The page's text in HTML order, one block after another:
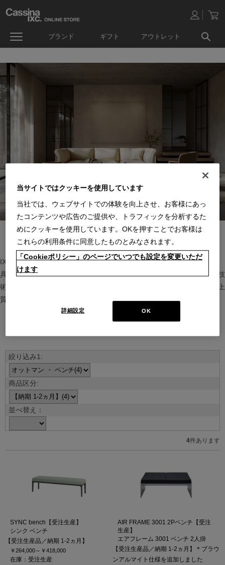
ブランド ギフト アウトレット
IXC（イクスシー）は、”Emotional Minimalism”を掲げるグローバル家
具ブランド。ヨーロッパの家具文化と日本の美意識を融合し、素材や技
術を活かした持続可能で洗練されたインテリアを提案。長く愛される上
質な暮らしを届けます。
並べ替え：
4件あります
SYNC bench【受注生産】
シンク ベンチ
【受注生産品／納期 1-2ヵ月】
￥264,000～ ￥418,000
在庫：受注生産
AIR FRAME 3001 2Pベンチ【受注
生産】
エアフレーム 3001 ベンチ 2人掛
【受注生産品／納期 1-2ヵ月】＊ブラウ
ンアルマイト仕様を追加しました
当サイトではクッキーを使用しています
当社では、ウェブサイトでの体験を向上させ、お客様にあっ
たコンテンツや広告のご提供や、トラフィックを分析するた
めにクッキーを使用しています。OKを押すことでお客様は
これらの利用条件に同意したものとみなされます。
「Cookieポリシー」のページでいつでも設定を変更いただ
けます
OK
詳細設定